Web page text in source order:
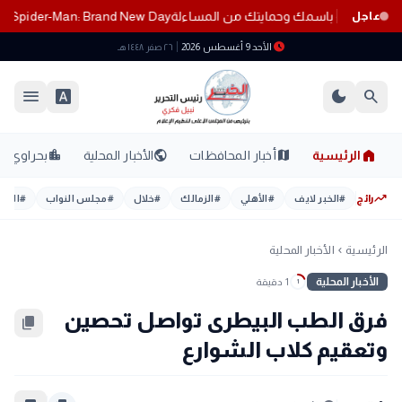
عاجل Spider-Man: Brand New Day يواصل صدارة السينما
schedule الأحد 9 أغسطس 2026 ٢٦ صفر ١٤٤٨ هـ
search
dark_mode
font_download
menu
home الرئيسية mapأخبار المحافظات publicالأخبار المحلية location_cityبحراوي
trending_upرائج #الخبر لايف #الأهلي #الزمالك #خلال #مجلس النواب #
الرئيسية chevron_left الأخبار المحلية
الأخبار المحلية 1 1 دقيقة
فرق الطب البيطرى تواصل تحصين
وتعقيم كلاب الشوارع
content_copy